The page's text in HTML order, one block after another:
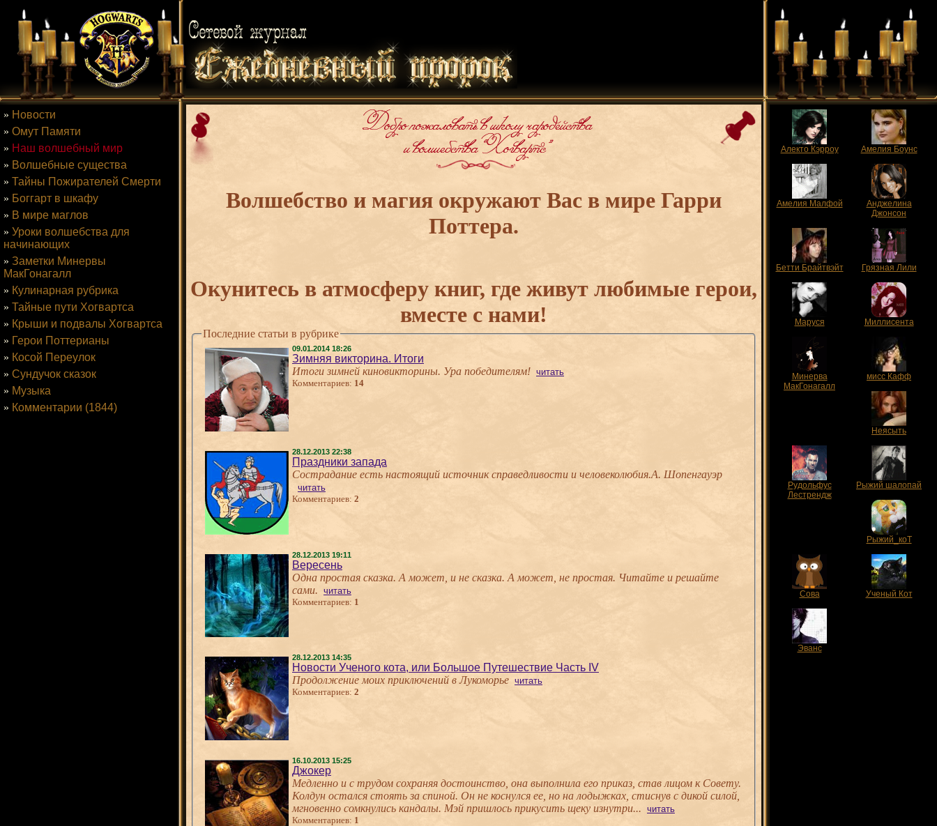
» Новости
» Омут Памяти
» Наш волшебный мир
» Волшебные существа
» Тайны Пожирателей Смерти
» Боггарт в шкафу
» В мире маглов
» Уроки волшебства для
начинающих
» Заметки Минервы
МакГонагалл
» Кулинарная рубрика
» Тайные пути Хогвартса
» Крыши и подвалы Хогвартса
» Герои Поттерианы
» Косой Переулок
» Сундучок сказок
» Музыка
» Комментарии (1844)
Волшебство и магия окружают Вас в мире Гарри
Поттера.
Окунитесь в атмосферу книг, где живут любимые герои,
вместе с нами!
Последние статьи в рубрике
09.01.2014 18:26
Зимняя викторина. Итоги
Итоги зимней киновикторины. Ура победителям! читать
Комментариев: 14
28.12.2013 22:38
Праздники запада
Сострадание есть настоящий источник справедливости и человеколюбия.А. Шопенгауэр
читать
Комментариев: 2
28.12.2013 19:11
Вересень
Одна простая сказка. А может, и не сказка. А может, не простая. Читайте и решайте
сами. читать
Комментариев: 1
28.12.2013 14:35
Новости Ученого кота, или Большое Путешествие Часть IV
Продолжение моих приключений в Лукоморье читать
Комментариев: 2
16.10.2013 15:25
Джокер
Медленно и с трудом сохраняя достоинство, она выполнила его приказ, став лицом к Совету.
Колдун остался стоять за спиной. Он не коснулся ее, но на лодыжках, стиснув с дикой силой,
мгновенно сомкнулись кандалы. Мэй пришлось прикусить щеку изнутри... читать
Комментариев: 1
Алекто Кэрроу Амелия Боунс
Амелия Малфой
Анджелина
Джонсон
Бетти Брайтвэйт Грязная Лили
Маруся Миллисента
Минерва
МакГонагалл
мисс Кафф
Неясыть
Рудольфус
Лестрендж
Рыжий шалопай
Рыжий_коТ
Сова Ученый Кот
Эванс